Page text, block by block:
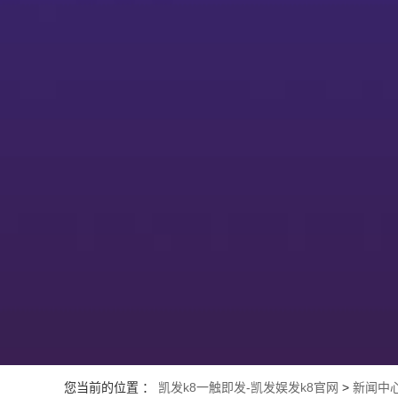
您当前的位置 ： 凯发k8一触即发-凯发娱发k8官网 > 新闻中